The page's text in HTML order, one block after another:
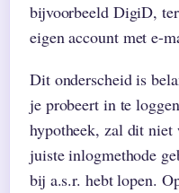
bijvoorbeeld DigiD,
eigen account met e-
Dit onderscheid is
je probeert in te
hypotheek, zal dit niet
juiste inlogmethode
bij a.s.r. hebt lopen.